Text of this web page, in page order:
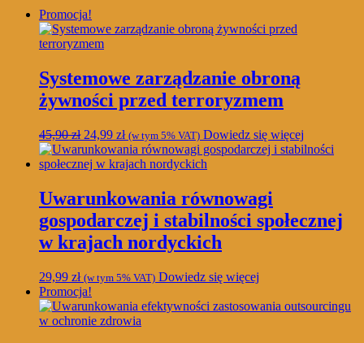
Promocja!
Systemowe zarządzanie obroną
żywności przed terroryzmem
45,90zł Pierwotna
cena
wynosiła:
24,99 złAktualna
cena
wynosi:
(w tym 5% VAT) Dowiedz się więcej
Uwarunkowania równowagi
gospodarczej i stabilności społecznej
w krajach nordyckich
29,99 zł (w tym 5% VAT) Dowiedz się więcej
Promocja!